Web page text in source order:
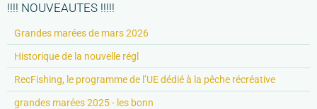
!!!! NOUVEAUTES !!!!!
Grandes marées de mars 2026
Historique de la nouvelle régl
RecFishing, le programme de l’UE dédié à la pêche récréative
grandes marées 2025 - les bonn